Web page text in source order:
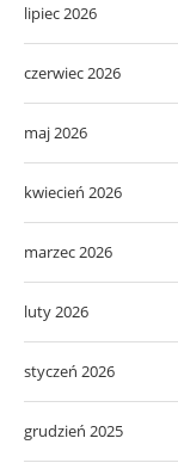
lipiec 2026
czerwiec 2026
maj 2026
kwiecień 2026
marzec 2026
luty 2026
styczeń 2026
grudzień 2025